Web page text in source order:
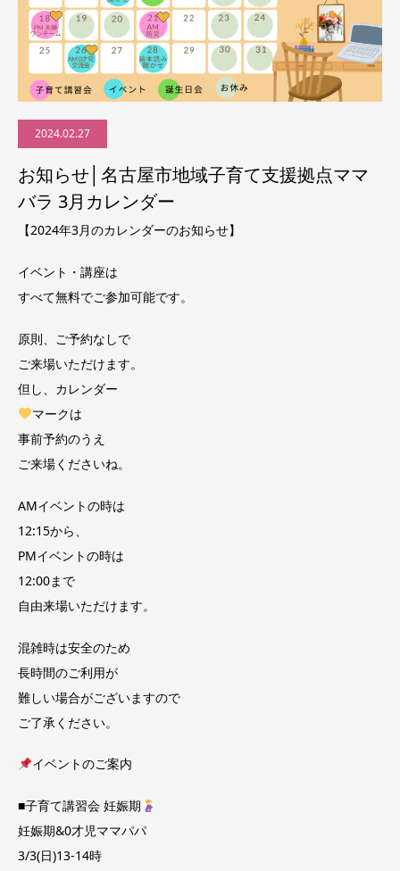
2024.02.27
お知らせ│名古屋市地域子育て支援拠点ママ
バラ 3月カレンダー
【2024年3月のカレンダーのお知らせ】
イベント・講座は
すべて無料でご参加可能です。
原則、ご予約なしで
ご来場いただけます。
但し、カレンダー
マークは
事前予約のうえ
ご来場くださいね。
AMイベントの時は
12:15から、
PMイベントの時は
12:00まで
自由来場いただけます。
混雑時は安全のため
長時間のご利用が
難しい場合がございますので
ご了承ください。
イベントのご案内
■子育て講習会 妊娠期
妊娠期&0才児ママパパ
3/3(日)13-14時